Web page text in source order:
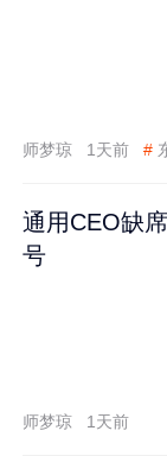
师梦琼 1天前 #
通用CEO缺
号
师梦琼 1天前